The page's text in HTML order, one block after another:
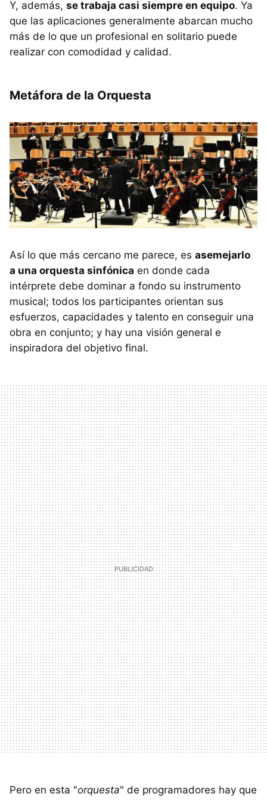
Y, además, se trabaja casi siempre en equipo. Ya
que las aplicaciones generalmente abarcan mucho
más de lo que un profesional en solitario puede
realizar con comodidad y calidad.
Metáfora de la Orquesta
Así lo que más cercano me parece, es asemejarlo
a una orquesta sinfónica en donde cada
intérprete debe dominar a fondo su instrumento
musical; todos los participantes orientan sus
esfuerzos, capacidades y talento en conseguir una
obra en conjunto; y hay una visión general e
inspiradora del objetivo final.
Pero en esta "orquesta" de programadores hay que